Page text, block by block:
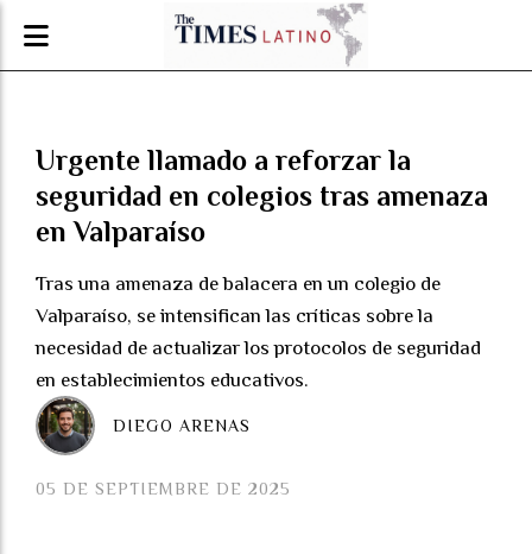
Urgente llamado a reforzar la
seguridad en colegios tras amenaza
en Valparaíso
Tras una amenaza de balacera en un colegio de
Valparaíso, se intensifican las críticas sobre la
necesidad de actualizar los protocolos de seguridad
en establecimientos educativos.
05 DE SEPTIEMBRE DE 2025
DIEGO ARENAS